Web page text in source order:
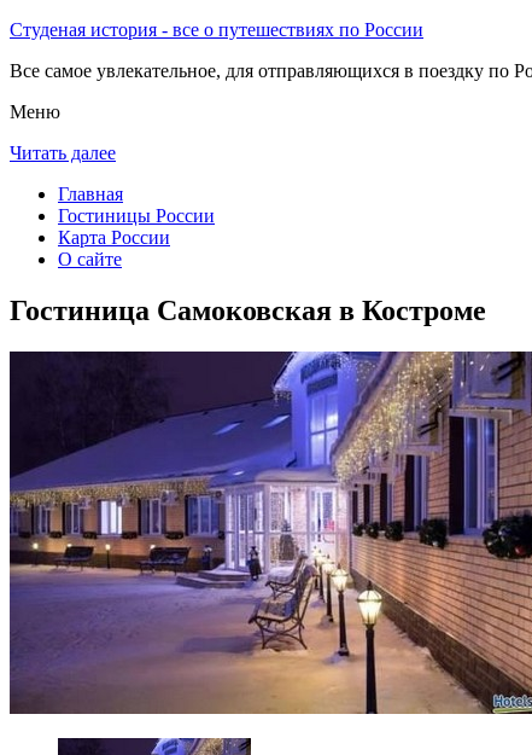
Студеная история - все о путешествиях по России
Все самое увлекательное, для отправляющихся в поездку по
Меню
Читать далее
Главная
Гостиницы России
Карта России
О сайте
Гостиница Самоковская в Костроме